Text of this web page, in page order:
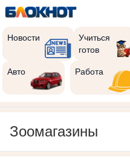
Новости
Учиться
готов
Авто Работа
Зоомагазины